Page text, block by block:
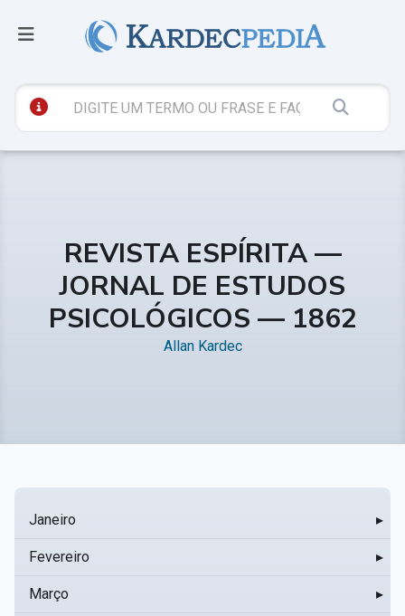
REVISTA ESPÍRITA —
JORNAL DE ESTUDOS
PSICOLÓGICOS — 1862
Allan Kardec
Janeiro ▸
Fevereiro ▸
Março ▸